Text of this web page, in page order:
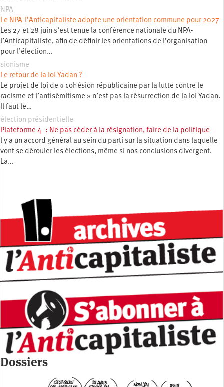
NPA
Le NPA-l’Anticapitaliste adopte une orientation commune pour 2027
Les 27 et 28 juin s’est tenue la conférence nationale du NPA-
l’Anticapitaliste, afin de définir les orientations de l’organisation
pour l’élection…
sionisme
Le retour de la loi Yadan ?
Le projet de loi de « cohésion républicaine par la lutte contre le
racisme et l’antisémitisme » n’est pas la résurrection de la loi Yadan.
Il faut le…
élection présidentielle
Plateforme 4 : Ne pas céder à la résignation, faire de la politique
l y a un accord général au sein du parti sur la situation dans laquelle
vont se dérouler les élections, même si nos conclusions divergent.
La…
Dossiers